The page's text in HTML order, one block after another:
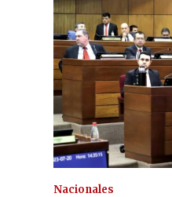
Nacionales